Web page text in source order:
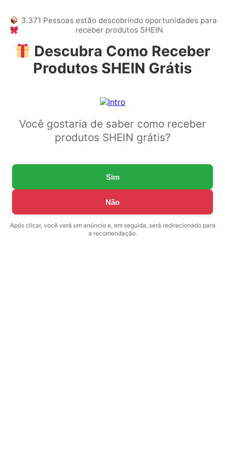
3.371 Pessoas estão descobrindo oportunidades para
receber produtos SHEIN
Descubra Como Receber
Produtos SHEIN Grátis
Você gostaria de saber como receber
produtos SHEIN grátis?
Sim
Não
Após clicar, você verá um anúncio e, em seguida, será redirecionado para
a recomendação.